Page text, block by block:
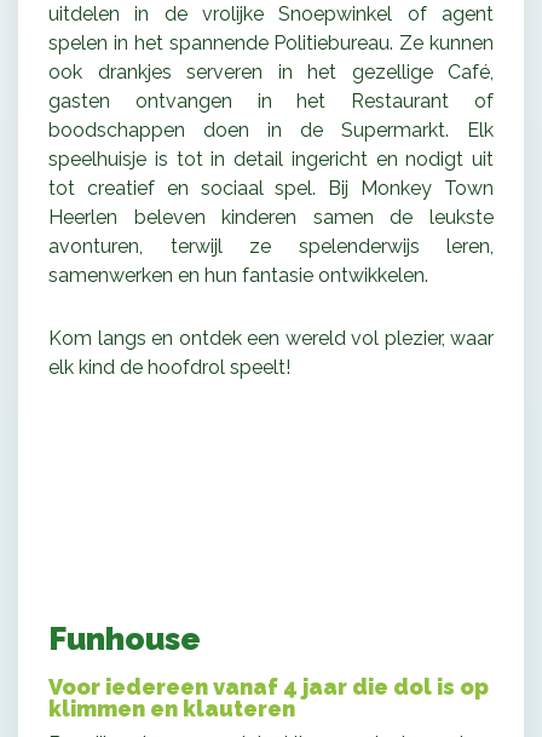
uitdelen in de vrolijke Snoepwinkel of agent
spelen in het spannende Politiebureau. Ze kunnen
ook drankjes serveren in het gezellige Café,
gasten ontvangen in het Restaurant of
boodschappen doen in de Supermarkt. Elk
speelhuisje is tot in detail ingericht en nodigt uit
tot creatief en sociaal spel. Bij Monkey Town
Heerlen beleven kinderen samen de leukste
avonturen, terwijl ze spelenderwijs leren,
samenwerken en hun fantasie ontwikkelen.
Kom langs en ontdek een wereld vol plezier, waar
elk kind de hoofdrol speelt!
Funhouse
Voor iedereen vanaf 4 jaar die dol is op
klimmen en klauteren